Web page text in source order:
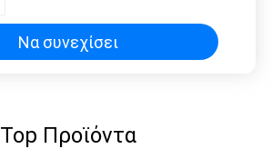
Να συνεχίσει
Top Προϊόντα